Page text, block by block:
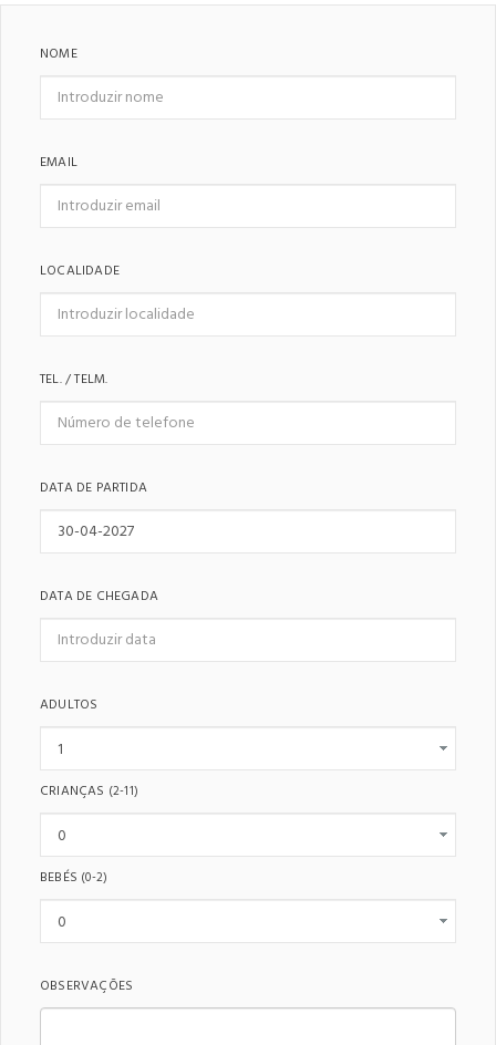
NOME
EMAIL
LOCALIDADE
TEL. / TELM.
DATA DE PARTIDA
DATA DE CHEGADA
ADULTOS
CRIANÇAS (2-11)
BEBÉS (0-2)
OBSERVAÇÕES